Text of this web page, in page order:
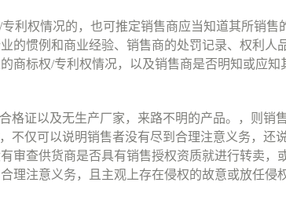
/专利权情况的，也可推定销售商应当知道其所销售
的惯例和商业经验、销售商的处罚记录、权利人
商标权/专利权情况，以及销售商是否明知或应知
格证以及无生产厂家，来路不明的产品。，则销
不仅可以说明销售者没有尽到合理注意义务，还
审查供货商是否具有销售授权资质就进行转卖，
理注意义务，且主观上存在侵权的故意或放任侵